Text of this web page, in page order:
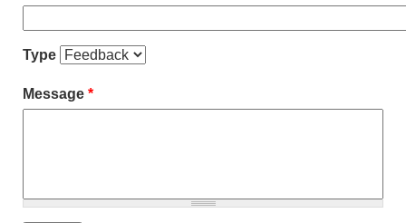
Type
Message *